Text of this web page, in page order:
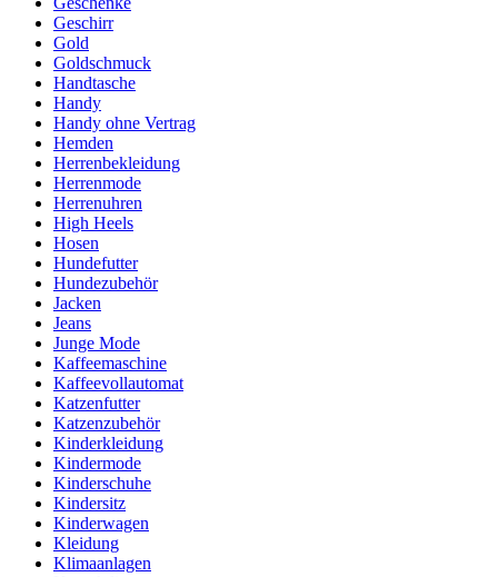
Geschirr
Gold
Goldschmuck
Handtasche
Handy
Handy ohne Vertrag
Hemden
Herrenbekleidung
Herrenmode
Herrenuhren
High Heels
Hosen
Hundefutter
Hundezubehör
Jacken
Jeans
Junge Mode
Kaffeemaschine
Kaffeevollautomat
Katzenfutter
Katzenzubehör
Kinderkleidung
Kindermode
Kinderschuhe
Kindersitz
Kinderwagen
Kleidung
Klimaanlagen